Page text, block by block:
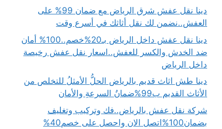
دينا نقل عفش شرق الرياض مع ضمان 99% على
العفش..نضمن لك نقل أثاثك في أسرع وقت
دينا نقل عفش داخل الرياض بـ20%خصم..100% أمان
ضد الخدش والكسر للعفش..اسعار نقل عفش رخيصة
داخل الرياض
دينا طش اثاث قديم بالرياض الحلُّ الأمثلُ للتخلص من
الأثاث القديم ب99%ضمانُ السرعةِ والأمان
شركة نقل عفش بالرياض..فك وتركيب وتغليف
بضمان100%اتصل الان واحصل على خصم40%